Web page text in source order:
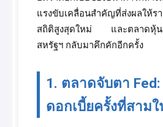
แรงขับเคลื่อนสำคัญที่ส่งผลให้ร
สถิติสูงสุดใหม่ และตลาดหุ้น
สหรัฐฯ กลับมาคึกคักอีกครั้ง
1. ตลาดจับตา
ดอกเบี้ยครั้งที่สาม